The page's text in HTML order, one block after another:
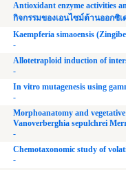
Antioxidant enzyme activities
กิจกรรมของเอนไซม์ต้านออกซิ
Kaempferia simaoensis
-
Allotetraploid induction of
-
In vitro mutagenesis using
-
Morphoanatomy and
Vanoverberghia sepulchrei
-
Chemotaxonomic study of
-